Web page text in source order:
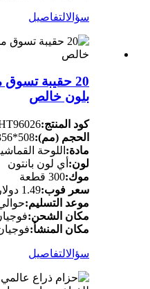
سؤالالتفاصيل
20 حقيبة
بلون خالص
كود المنتج:
الحجم (مم):508*356*152.4 مللي متر
مادة: اللوحة
لون: أي لون بانتون
موك:300 قطعة
سعر فوب:1.49 دولار - 2.49 دولار
موعد التسليم:حوالي 40-60
مكان الشحن:
مكان المنشأ:
سؤالالتفاصيل